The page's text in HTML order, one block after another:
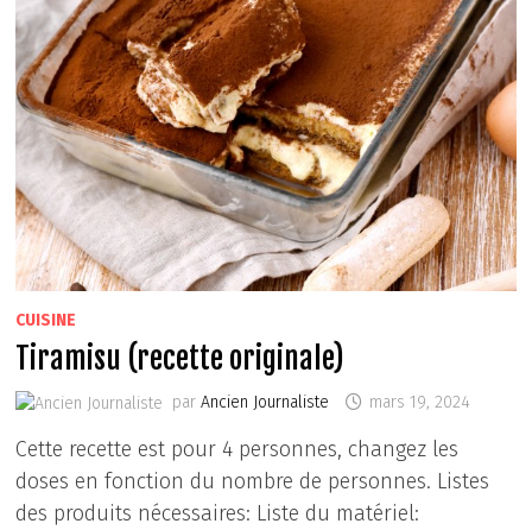
CUISINE
Tiramisu (recette originale)
parAncien Journaliste mars 19, 2024
Cette recette est pour 4 personnes, changez les
doses en fonction du nombre de personnes. Listes
des produits nécessaires: Liste du matériel: